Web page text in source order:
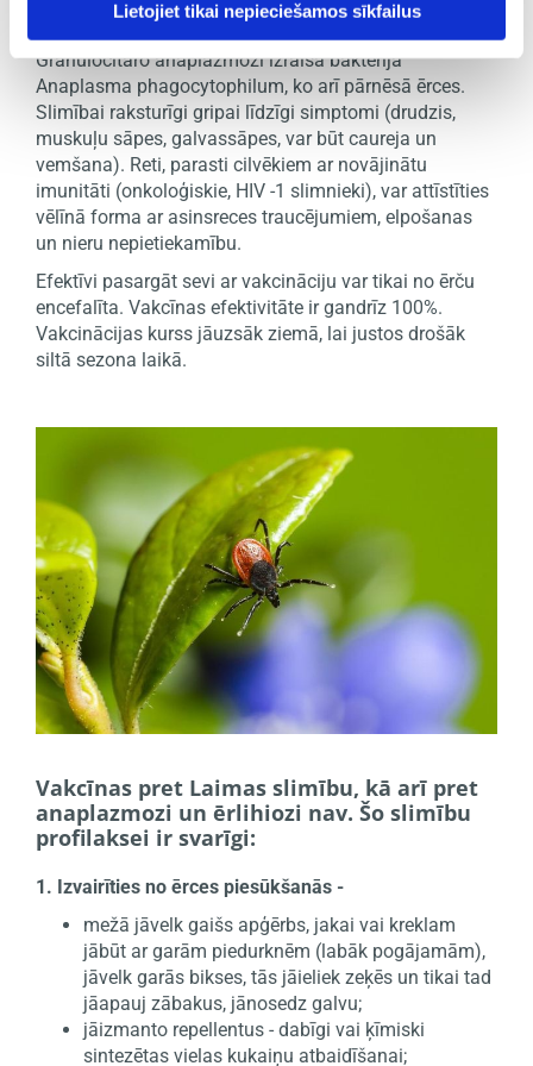
Lietojiet tikai nepieciešamos sīkfailus
Granulocitāra anaplazmoze
Granulocitāro anaplazmozi izraisa baktērija
Anaplasma phagocytophilum, ko arī pārnēsā ērces.
Slimībai raksturīgi gripai līdzīgi simptomi (drudzis,
muskuļu sāpes, galvassāpes, var būt caureja un
vemšana). Reti, parasti cilvēkiem ar novājinātu
imunitāti (onkoloģiskie, HIV -1 slimnieki), var attīstīties
vēlīnā forma ar asinsreces traucējumiem, elpošanas
un nieru nepietiekamību.
Efektīvi pasargāt sevi ar vakcināciju var tikai no ērču
encefalīta. Vakcīnas efektivitāte ir gandrīz 100%.
Vakcinācijas kurss jāuzsāk ziemā, lai justos drošāk
siltā sezona laikā.
Vakcīnas pret Laimas slimību, kā arī pret
anaplazmozi un ērlihiozi nav. Šo slimību
profilaksei ir svarīgi:
1. Izvairīties no ērces piesūkšanās -
mežā jāvelk gaišs apģērbs, jakai vai kreklam
jābūt ar garām piedurknēm (labāk pogājamām),
jāvelk garās bikses, tās jāieliek zeķēs un tikai tad
jāapauj zābakus, jānosedz galvu;
jāizmanto repellentus - dabīgi vai ķīmiski
sintezētas vielas kukaiņu atbaidīšanai;